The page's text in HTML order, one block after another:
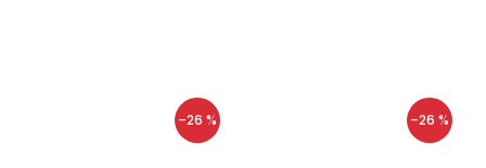
–26 % –26 %